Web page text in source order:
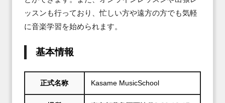
ッスンも行っており、忙しい方や遠方の方でも気軽
に音楽学習を始められます。
基本情報
正式名称 Kasame MusicSchool